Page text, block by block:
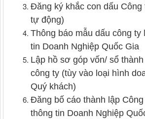
Đăng ký khắc con dấu Công
tự động)
Thông báo mẫu dấu công ty
tin Doanh Nghiệp Quốc Gia
Lập hồ sơ góp vốn/ sổ
công ty (tùy vào loại hình
Quý khách)
Đăng bố cáo thành lập
thông tin Doanh Nghiệp